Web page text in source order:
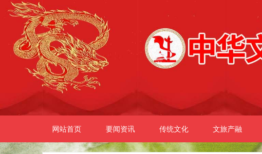
网站首页 要闻资讯 传统文化 文旅产融